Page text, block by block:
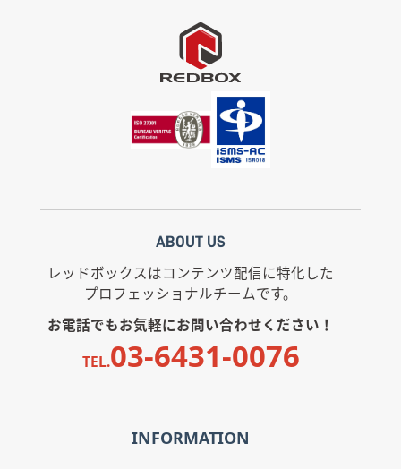
ABOUT US
レッドボックスはコンテンツ配信に特化した
プロフェッショナルチームです。
お電話でもお気軽にお問い合わせください！
TEL.03-6431-0076
INFORMATION